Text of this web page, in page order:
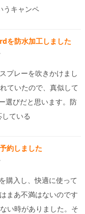
うキャンペ
を防水加工しました
プレーを吹きかけまし
ていたので、真似して
選びだと思います。防
ている
約しました
購入し、快適に使って
まあ不満はないのです
い時がありました。そ